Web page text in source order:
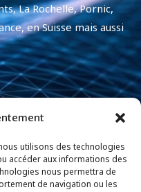
utilisons des technologies
accéder aux informations des
nous permettra de
de navigation ou les
La Rochelle, Pornic,
en Suisse mais aussi
69 85